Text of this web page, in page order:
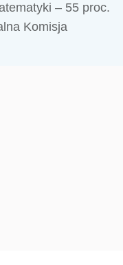
– 55 proc.
Komisja